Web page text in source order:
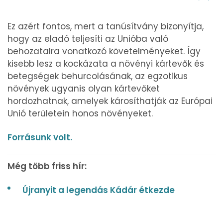
Ez azért fontos, mert a tanúsítvány bizonyítja,
hogy az eladó teljesíti az Unióba való
behozatalra vonatkozó követelményeket. Így
kisebb lesz a kockázata a növényi kártevők és
betegségek behurcolásának, az egzotikus
növények ugyanis olyan kártevőket
hordozhatnak, amelyek károsíthatják az Európai
Unió területein honos növényeket.
Forrásunk volt.
Még több friss hír:
Újranyit a legendás Kádár étkezde